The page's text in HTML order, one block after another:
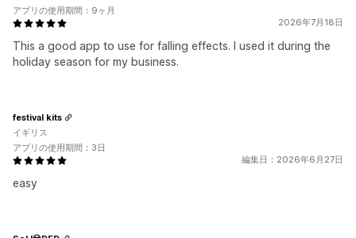
2026年7月18日
This a good app to use for falling effects. I used it during the
holiday season for my business.
アプリの使用期間：9ヶ月
編集日：2026年6月27日
easy
festival kits
イギリス
アプリの使用期間：3日